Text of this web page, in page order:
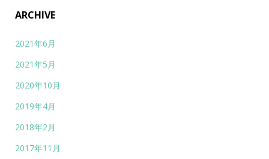
ARCHIVE
2021年6月
2021年5月
2020年10月
2019年4月
2018年2月
2017年11月